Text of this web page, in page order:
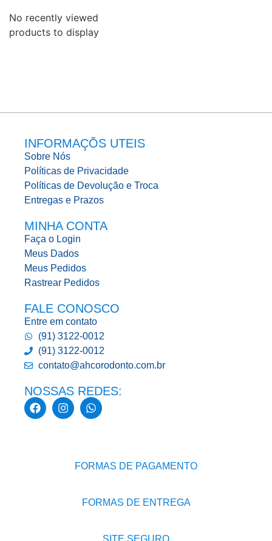
No recently viewed
products to display
INFORMAÇÕS UTEIS
Sobre Nós
Políticas de Privacidade
Políticas de Devolução e Troca
Entregas e Prazos
MINHA CONTA
Faça o Login
Meus Dados
Meus Pedidos
Rastrear Pedidos
FALE CONOSCO
Entre em contato
(91) 3122-0012
(91) 3122-0012
contato@ahcorodonto.com.br
NOSSAS REDES:
FORMAS DE PAGAMENTO
FORMAS DE ENTREGA